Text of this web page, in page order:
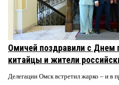
Омичей поздравили с Днем
китайцы и жители
Делегации Омск встретил жарко – и в